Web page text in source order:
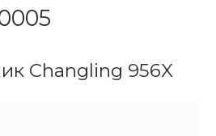
Changling 956X